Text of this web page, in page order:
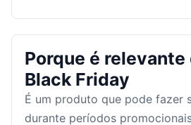
Porque é relevante
Black Friday
É um produto que pode fazer
durante períodos